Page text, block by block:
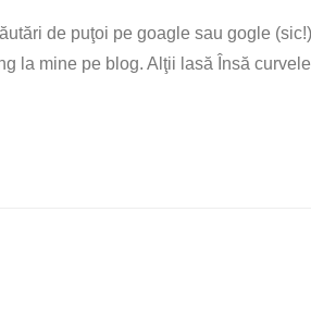
de puţoi pe goagle sau gogle
la mine pe blog. Alţii lasă Însă